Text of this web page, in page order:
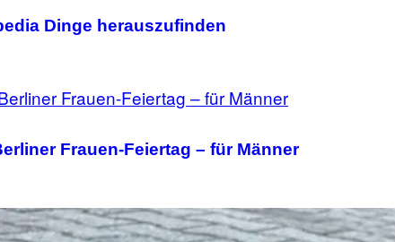
Dinge herauszufinden
Frauen-Feiertag – für Männer